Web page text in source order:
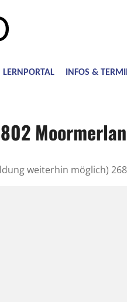
LERNPORTAL INFOS &
weiterhin möglich)